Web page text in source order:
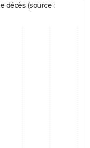
décès (source :